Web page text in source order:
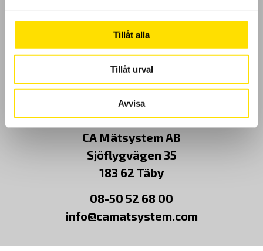
Tillåt alla
Tillåt urval
Avvisa
Klagomål
Kundundersökning
Om Oss
Kontakt
CA Mätsystem AB
Sjöflygvägen 35
183 62 Täby
08-50 52 68 00
info@camatsystem.com